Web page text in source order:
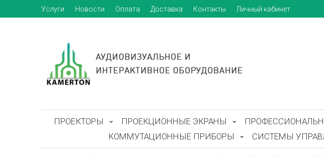
Услуги Новости Оплата Доставка Контакты Личный кабинет
ПРОЕКТОРЫ ПРОЕКЦИОННЫЕ ЭКРАНЫ
КОММУТАЦИОННЫЕ ПРИБОРЫ
СИСТЕМЫ